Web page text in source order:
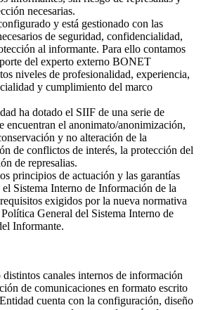
necesarias.
y está gestionado con las
de seguridad, confidencialidad,
al informante. Para ello contamos
del experto externo BONET
niveles de profesionalidad, experiencia,
y cumplimiento del marco
ha dotado el SIIF de una serie de
encuentran el anonimato/anonimización,
y no alteración de la
de conflictos de interés, la protección del
de represalias.
principios de actuación y las garantías
Sistema Interno de Información de la
exigidos por la nueva normativa
General del Sistema Interno de
Informante.
canales internos de información
de comunicaciones en formato escrito
cuenta con la configuración, diseño